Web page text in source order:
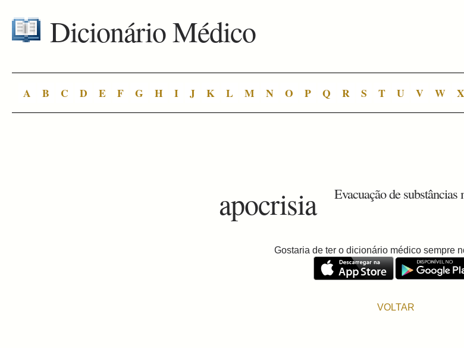
Dicionário Médico
A B C D E F G H I J K L M N O P Q R S T U V W X
apocrisia Evacuação de substâncias
Gostaria de ter o dicionário médico sempre
VOLTAR